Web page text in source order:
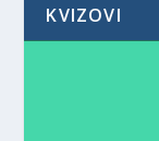
KVIZOVI